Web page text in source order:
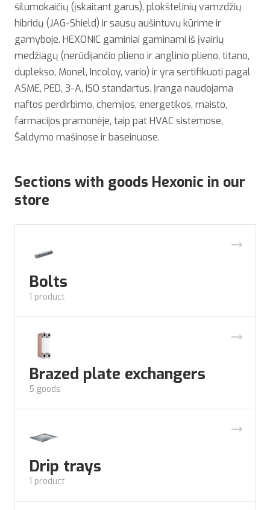
šilumokaičių (įskaitant garus), plokštelinių vamzdžių
hibridų (JAG-Shield) ir sausų aušintuvų kūrime ir
gamyboje. HEXONIC gaminiai gaminami iš įvairių
medžiagų (nerūdijančio plieno ir anglinio plieno, titano,
duplekso, Monel, Incoloy, vario) ir yra sertifikuoti pagal
ASME, PED, 3-A, ISO standartus. Įranga naudojama
naftos perdirbimo, chemijos, energetikos, maisto,
farmacijos pramonėje, taip pat HVAC sistemose,
Šaldymo mašinose ir baseinuose.
Sections with goods Hexonic in our
store
Bolts
1 product
Brazed plate exchangers
5 goods
Drip trays
1 product